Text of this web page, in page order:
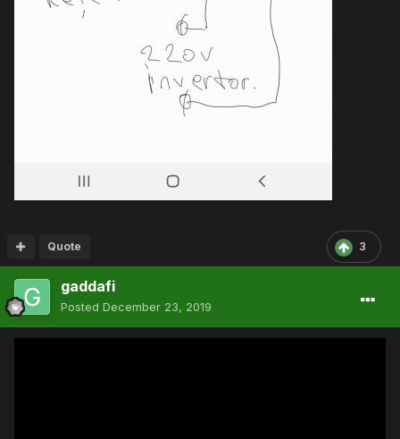
3
Quote
gaddafi
Posted December 23, 2019